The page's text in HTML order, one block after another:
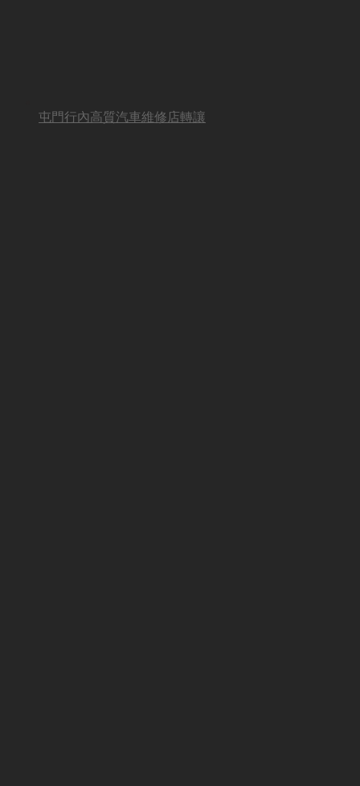
屯門行內高質汽車維修店轉讓